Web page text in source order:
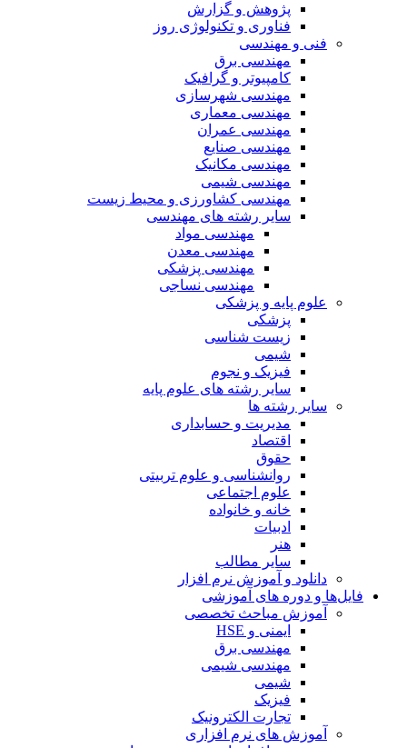
پژوهش و گزارش
فناوری و تکنولوژی روز
فنی و مهندسی
مهندسی برق
کامپیوتر و گرافیک
مهندسی شهرسازی
مهندسی معماری
مهندسی عمران
مهندسی صنایع
مهندسی مکانیک
مهندسی شیمی
مهندسی کشاورزی و محیط زیست
سایر رشته های مهندسی
مهندسی مواد
مهندسی معدن
مهندسی پزشکی
مهندسی نساجی
علوم پایه و پزشکی
پزشکی
زیست شناسی
شیمی
فیزیک و نجوم
سایر رشته های علوم پایه
سایر رشته ها
مدیریت و حسابداری
اقتصاد
حقوق
روانشناسی و علوم تربیتی
علوم اجتماعی
خانه و خانواده
ادبیات
هنر
سایر مطالب
دانلود و آموزش نرم افزار
فایل‌ها و دوره های آموزشی
آموزش مباحث تخصصی
ایمنی و HSE
مهندسی برق
مهندسی شیمی
شیمی
فیزیک
تجارت الکترونیک
آموزش های نرم افزاری